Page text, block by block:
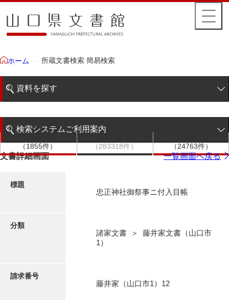
ホーム 所蔵文書検索 簡易検索
資料を探す
階層検索
写真・絵はがき
検索システムご利用案内
検索システムの利用について
（1855件）
（283318件）
（24763件）
文書詳細画面 一覧画面へ戻る
標題
忠正神社御祭事ニ付入目帳
分類
諸家文書 ＞ 藤井家文書（山口市
1）
請求番号
藤井家（山口市1）12